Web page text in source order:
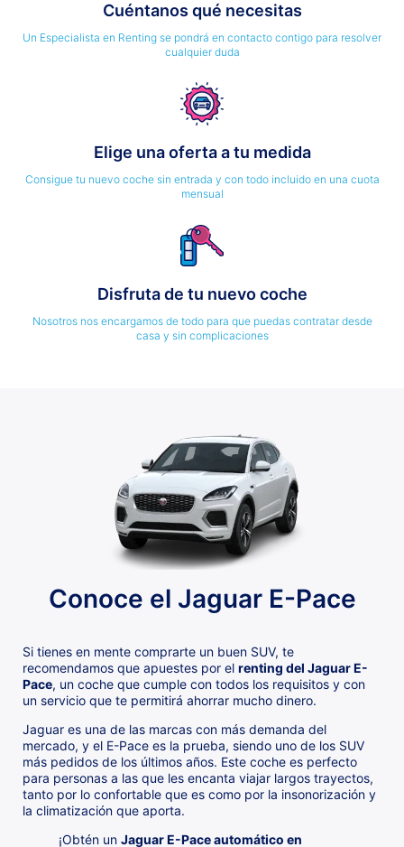
Cuéntanos qué necesitas
Un Especialista en Renting se pondrá en contacto contigo para resolver
cualquier duda
Elige una oferta a tu medida
Consigue tu nuevo coche sin entrada y con todo incluido en una cuota
mensual
Disfruta de tu nuevo coche
Nosotros nos encargamos de todo para que puedas contratar desde
casa y sin complicaciones
Conoce el Jaguar E-Pace
Si tienes en mente comprarte un buen SUV, te
recomendamos que apuestes por el renting del Jaguar E-
Pace, un coche que cumple con todos los requisitos y con
un servicio que te permitirá ahorrar mucho dinero.
Jaguar es una de las marcas con más demanda del
mercado, y el E-Pace es la prueba, siendo uno de los SUV
más pedidos de los últimos años. Este coche es perfecto
para personas a las que les encanta viajar largos trayectos,
tanto por lo confortable que es como por la insonorización y
la climatización que aporta.
¡Obtén un Jaguar E-Pace automático en